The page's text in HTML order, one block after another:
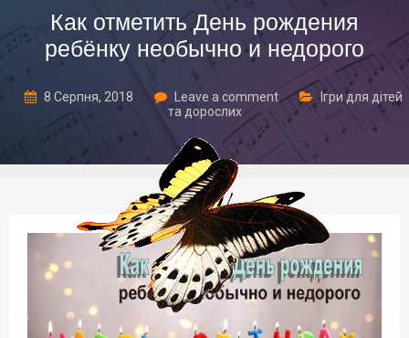
Как отметить День рождения
ребёнку необычно и недорого
8 Серпня, 2018 Leave a comment
Ігри для дітей
та дорослих